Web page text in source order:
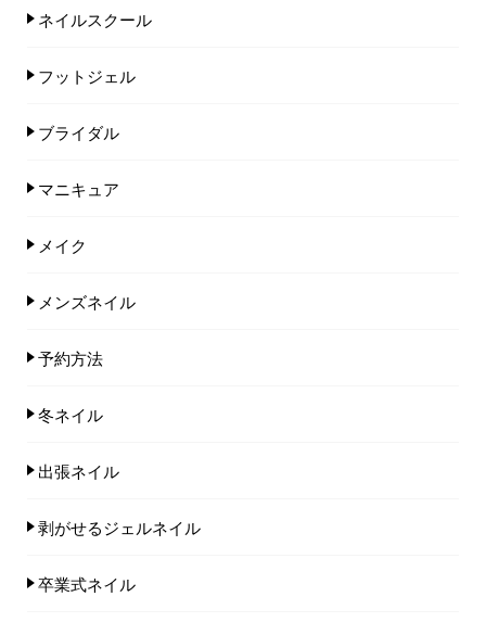
ネイルスクール
フットジェル
ブライダル
マニキュア
メイク
メンズネイル
予約方法
冬ネイル
出張ネイル
剥がせるジェルネイル
卒業式ネイル